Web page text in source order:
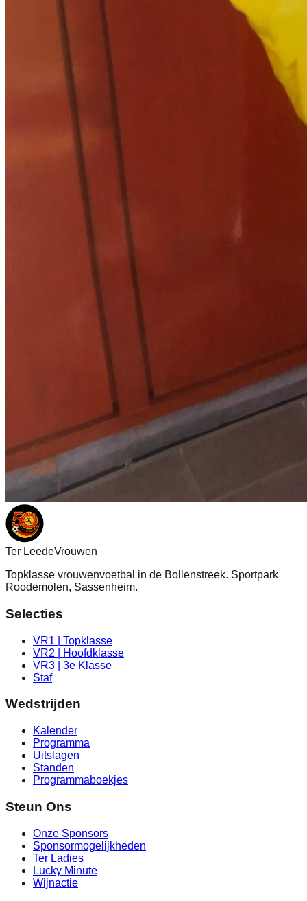
Ter LeedeVrouwen
Topklasse vrouwenvoetbal in de Bollenstreek. Sportpark
Roodemolen, Sassenheim.
Selecties
VR1 | Topklasse
VR2 | Hoofdklasse
VR3 | 3e Klasse
Staf
Wedstrijden
Kalender
Programma
Uitslagen
Standen
Programmaboekjes
Steun Ons
Onze Sponsors
Sponsormogelijkheden
Ter Ladies
Lucky Minute
Wijnactie